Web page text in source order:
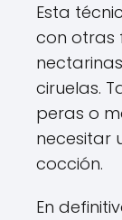
Esta
con otras
ciruelas.
peras o
necesitar
cocción.
En